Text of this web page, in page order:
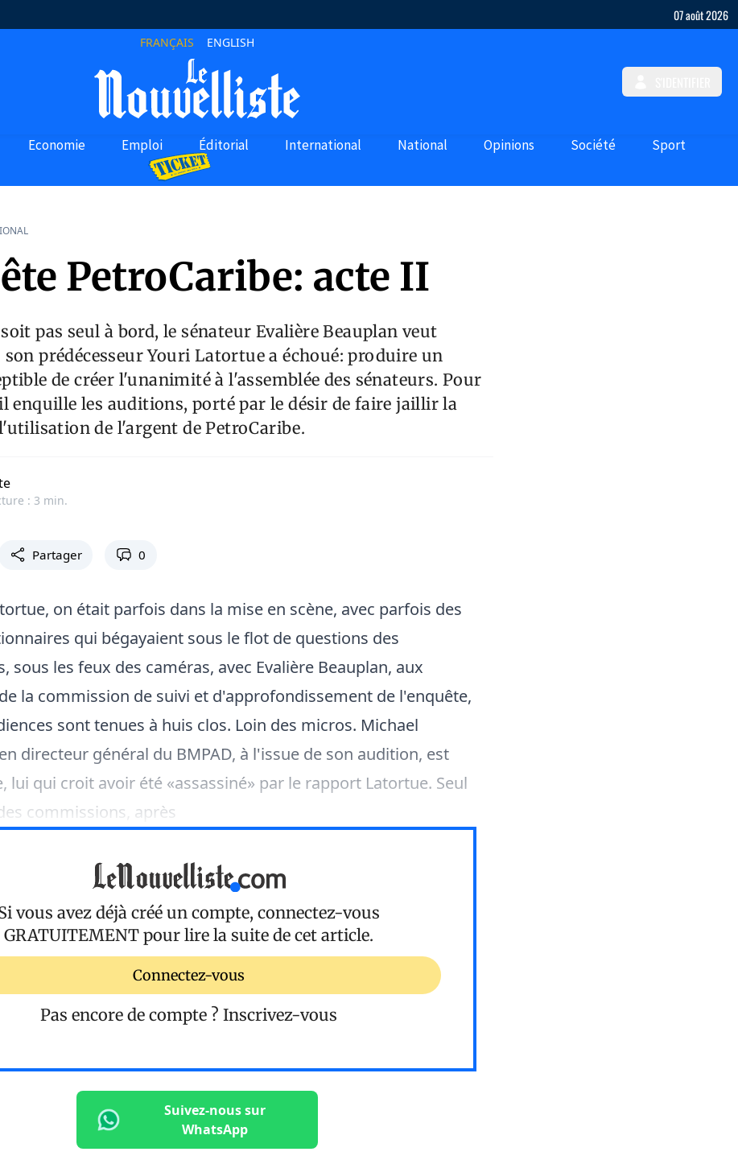
07 août 2026
FRANÇAIS ENGLISH
Economie Emploi Éditorial International National Opinions Société Sport
PetroCaribe: acte II
pas seul à bord, le sénateur Evalière Beauplan veut
prédécesseur Youri Latortue a échoué: produire un
de créer l'unanimité à l'assemblée des sénateurs. Pour
enquille les auditions, porté par le désir de faire jaillir la
de l'argent de PetroCaribe.
: 3 min.
Partager 0
on était parfois dans la mise en scène, avec parfois des
qui bégayaient sous le flot de questions des
sous les feux des caméras, avec Evalière Beauplan, aux
la commission de suivi et d'approfondissement de l'enquête,
sont tenues à huis clos. Loin des micros. Michael
directeur général du BMPAD, à l'issue de son audition, est
lui qui croit avoir été «assassiné» par le rapport Latortue. Seul
commissions, après
vous avez déjà créé un compte, connectez-vous
GRATUITEMENT pour lire la suite de cet article.
Connectez-vous
Pas encore de compte ? Inscrivez-vous
Suivez-nous sur
WhatsApp